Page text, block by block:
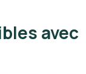
avec